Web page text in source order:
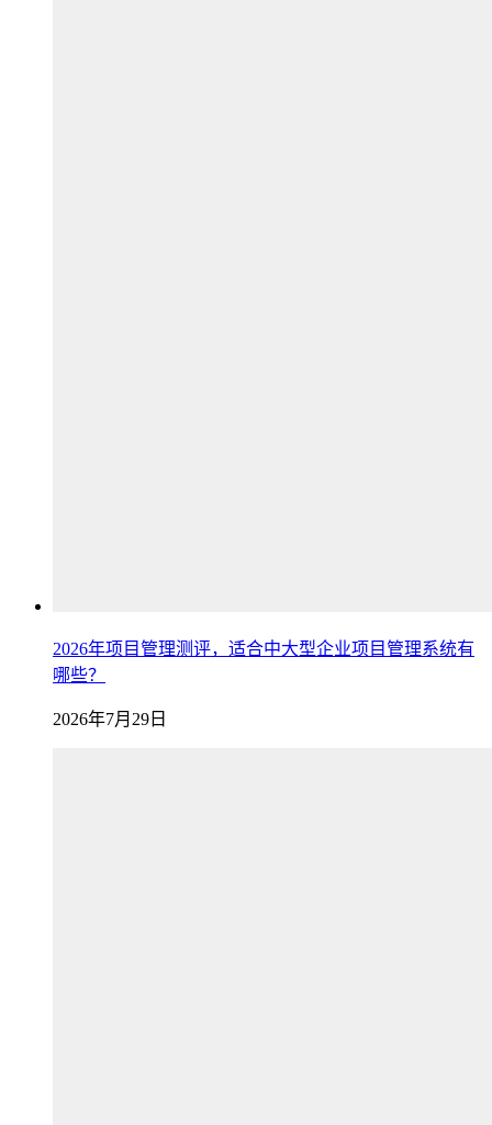
2026年项目管理测评，适合中大型企业项目管理系统有
哪些？
2026年7月29日